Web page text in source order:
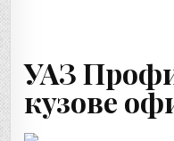
УАЗ
кузове